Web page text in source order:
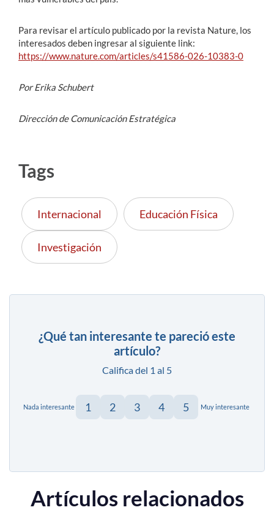
Para revisar el artículo publicado por la revista Nature, los
interesados deben ingresar al siguiente link:
https://www.nature.com/articles/s41586-026-10383-0
Por Erika Schubert
Dirección de Comunicación Estratégica
Tags
Internacional Educación Física
Investigación
¿Qué tan interesante te pareció este
artículo?
Califica del 1 al 5
Nada interesante 1 2 3 4 5 Muy interesante
Artículos relacionados